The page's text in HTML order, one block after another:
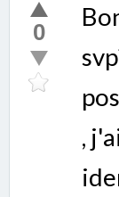
0
,